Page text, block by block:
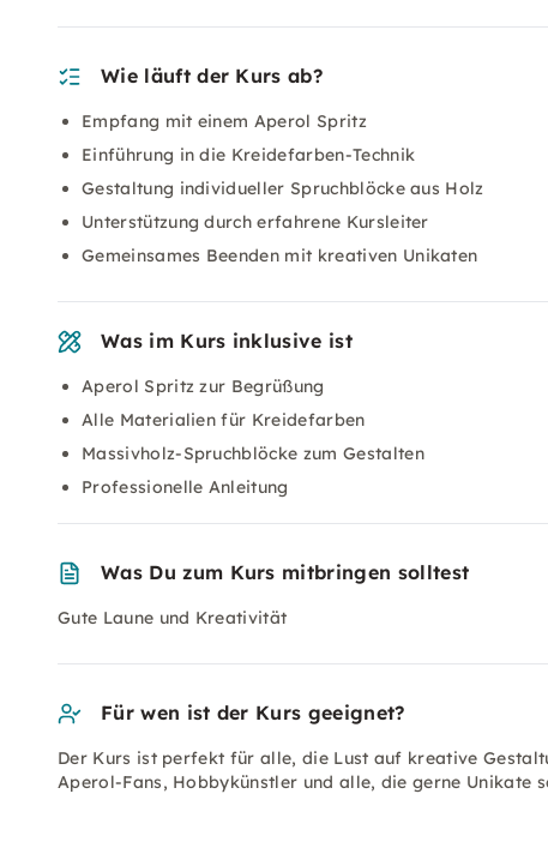
Wie läuft der Kurs ab?
Empfang mit einem Aperol Spritz
Einführung in die Kreidefarben-Technik
Gestaltung individueller Spruchblöcke aus Holz
Unterstützung durch erfahrene Kursleiter
Gemeinsames Beenden mit kreativen Unikaten
Was im Kurs inklusive ist
Aperol Spritz zur Begrüßung
Alle Materialien für Kreidefarben
Massivholz-Spruchblöcke zum Gestalten
Professionelle Anleitung
Was Du zum Kurs mitbringen solltest
Gute Laune und Kreativität
Für wen ist der Kurs geeignet?
Der Kurs ist perfekt für alle, die Lust auf kreative
Aperol-Fans, Hobbykünstler und alle, die gerne Unikate